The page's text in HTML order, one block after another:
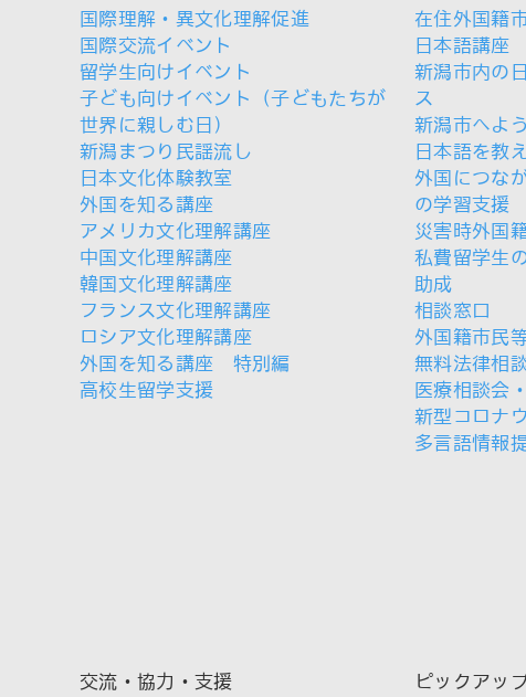
国際理解・異文化理解促進
国際交流イベント
留学生向けイベント
子ども向けイベント（子どもたちが
世界に親しむ日）
新潟まつり民謡流し
日本文化体験教室
外国を知る講座
アメリカ文化理解講座
中国文化理解講座
韓国文化理解講座
フランス文化理解講座
ロシア文化理解講座
外国を知る講座 特別編
高校生留学支援
在住外国籍
日本語講座
新潟市内の
ス
新潟市へよ
日本語を教
外国につな
の学習支援
災害時外国
私費留学生
助成
相談窓口
外国籍市民
無料法律相
医療相談会
新型コロナ
多言語情報
交流・協力・支援
ピックアッ